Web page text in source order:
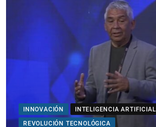
INNOVACIÓN
INTELIGENCIA ARTIFICIAL
REVOLUCIÓN TECNOLÓGICA